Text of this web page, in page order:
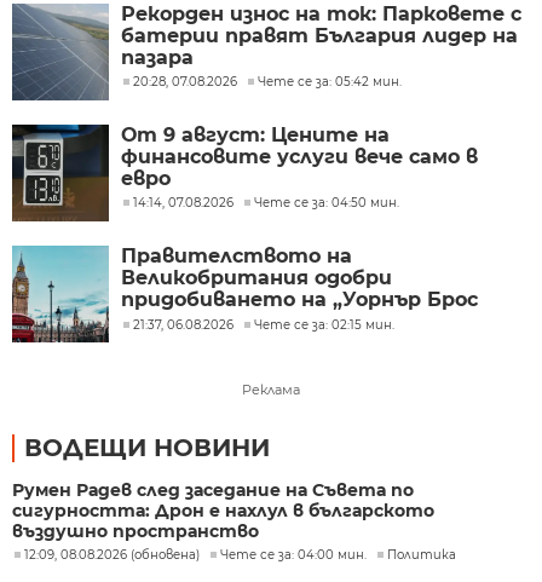
Рекорден износ на ток: Парковете с
батерии правят България лидер на
пазара
20:28, 07.08.2026 Чете се за: 05:42 мин.
От 9 август: Цените на
финансовите услуги вече само в
евро
14:14, 07.08.2026 Чете се за: 04:50 мин.
Правителството на
Великобритания одобри
придобиването на „Уорнър Брос
Дискавъри“ от „Парамаунт“ за 110
21:37, 06.08.2026 Чете се за: 02:15 мин.
Реклама
ВОДЕЩИ НОВИНИ
Румен Радев след заседание на Съвета по
сигурността: Дрон е нахлул в българското
въздушно пространство
12:09, 08.08.2026 (обновена) Чете се за: 04:00 мин. Политика